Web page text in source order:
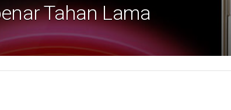
Tahan Lama